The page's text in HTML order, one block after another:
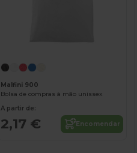
Malfini 900
Bolsa de compras à mão unissex
A partir de:
2,17 € Encomendar